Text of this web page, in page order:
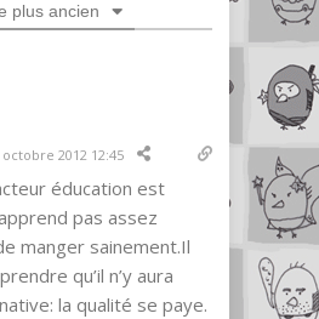
plus ancien
octobre 2012 12:45
éducation est
pas assez
manger sainement.Il
qu’il n’y aura
la qualité se paye.